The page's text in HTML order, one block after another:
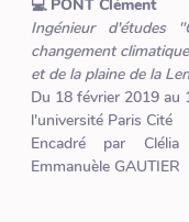
💻 PONT Clément
Ingénieur d'études
changement
et de la plaine de la
Du 18 février 2019 au
l'université Paris Cité
Encadré par
Emmanuèle GAUTIER